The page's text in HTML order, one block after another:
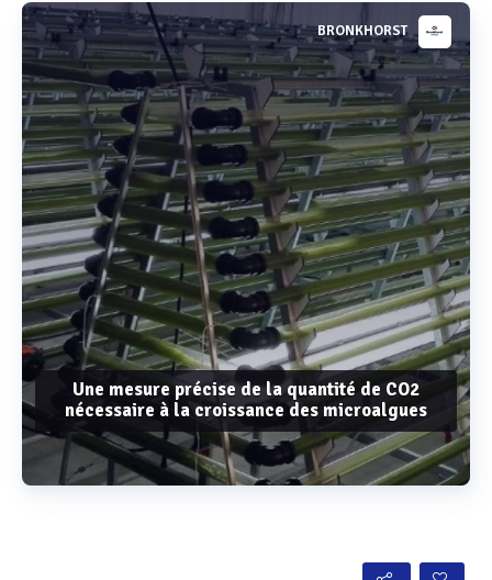
BRONKHORST
Une mesure précise de la quantité de CO2
nécessaire à la croissance des microalgues